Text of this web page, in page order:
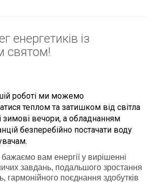
енергетиків із
святом!
роботі ми можемо
теплом та затишком від світла
зимові вечори, а обладнанням
безперебійно постачати воду
вам енергії у вирішенні
завдань, подальшого зростання
гармонійного поєднання здобутків